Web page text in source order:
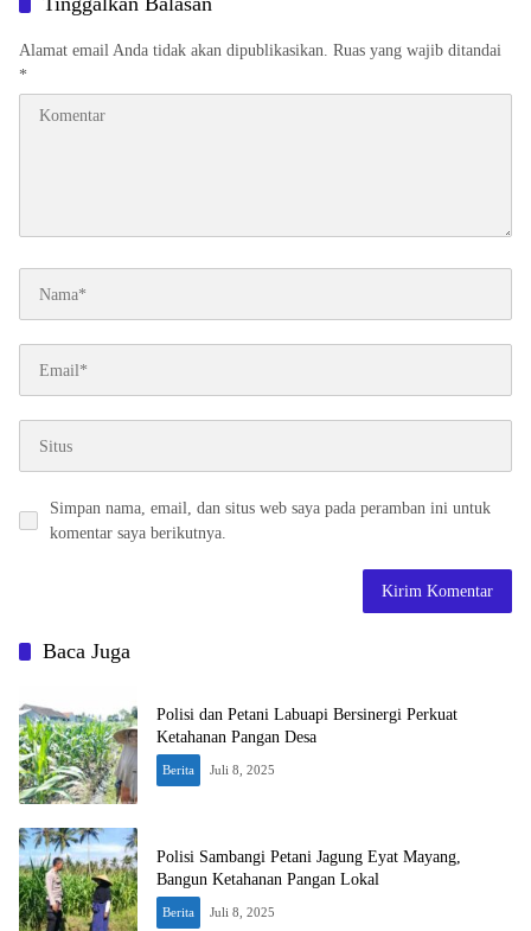
Alamat email Anda tidak akan dipublikasikan. Ruas yang wajib ditandai
*
Simpan nama, email, dan situs web saya pada peramban ini untuk
komentar saya berikutnya.
Baca Juga
Polisi dan Petani Labuapi Bersinergi Perkuat
Ketahanan Pangan Desa
Berita Juli 8, 2025
Polisi Sambangi Petani Jagung Eyat Mayang,
Bangun Ketahanan Pangan Lokal
Berita Juli 8, 2025